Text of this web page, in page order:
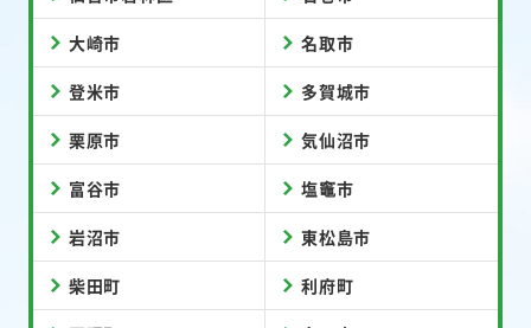
大崎市 名取市
登米市 多賀城市
栗原市 気仙沼市
富谷市 塩竈市
岩沼市 東松島市
柴田町 利府町